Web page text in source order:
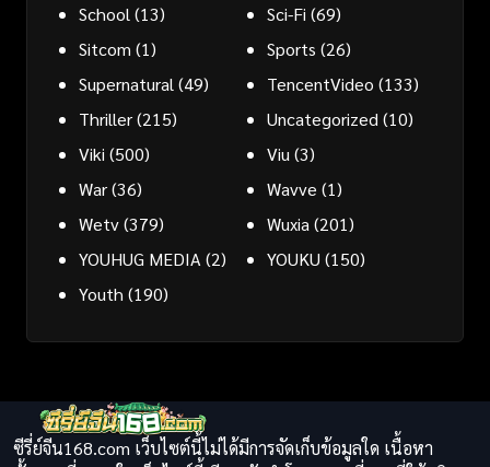
School (13) Sci-Fi (69)
Sitcom (1) Sports (26)
Supernatural (49) TencentVideo (133)
Thriller(215) Uncategorized (10)
Viki (500) Viu (3)
War(36) Wavve (1)
Wetv(379) Wuxia (201)
YOUHUG MEDIA (2) YOUKU (150)
Youth (190)
ซีรี่ย์จีน168.com เว็บไซต์นี้ไม่ได้มีการจัดเก็บข้อมูลใด เนื้อหา